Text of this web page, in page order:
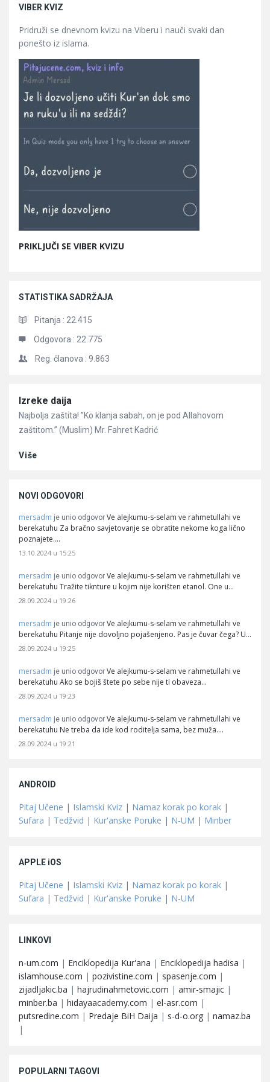
VIBER KVIZ
Pridruži se dnevnom kvizu na Viberu i nauči svaki dan
ponešto iz islama.
PRIKLJUČI SE VIBER KVIZU
STATISTIKA SADRŽAJA
Pitanja : 22.415
Odgovora : 22.775
Reg. članova : 9.863
Članci
Izreke daija
Najbolja zaštita! ”Ko klanja sabah, on je pod Allahovom
zaštitom.” (Muslim) Mr. Fahret Kadrić
Više
NOVI ODGOVORI
mersadm je unio odgovor Ve alejkumu-s-selam ve rahmetullahi ve
berekatuhu Za bračno savjetovanje se obratite nekome koga lično
poznajete.…
13.10.2024 u 15:25
mersadm je unio odgovor Ve alejkumu-s-selam ve rahmetullahi ve
berekatuhu Tražite tiknture u kojim nije korišten etanol. One u…
28.09.2024 u 19:26
mersadm je unio odgovor Ve alejkumu-s-selam ve rahmetullahi ve
berekatuhu Pitanje nije dovoljno pojašenjeno. Pas je čuvar čega? U…
28.09.2024 u 19:25
mersadm je unio odgovor Ve alejkumu-s-selam ve rahmetullahi ve
berekatuhu Ako se bojiš štete po sebe nije ti obaveza…
28.09.2024 u 19:23
mersadm je unio odgovor Ve alejkumu-s-selam ve rahmetullahi ve
berekatuhu Ne treba da ide kod roditelja sama, bez muža.…
28.09.2024 u 19:21
ANDROID
Pitaj Učene | Islamski Kviz | Namaz korak po korak |
Sufara | Tedžvid | Kur'anske Poruke | N-UM | Minber
APPLE iOS
Pitaj Učene | Islamski Kviz | Namaz korak po korak |
Sufara | Tedžvid | Kur'anske Poruke | N-UM
LINKOVI
n-um.com | Enciklopedija Kur'ana | Enciklopedija hadisa |
islamhouse.com | pozivistine.com | spasenje.com |
zijadljakic.ba | hajrudinahmetovic.com | amir-smajic |
minber.ba | hidayaacademy.com | el-asr.com |
putsredine.com | Predaje BiH Daija | s-d-o.org | namaz.ba
|
POPULARNI TAGOVI